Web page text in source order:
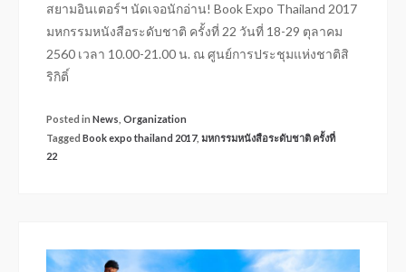
สยามอินเตอร์ฯ นัดเจอนักอ่าน! Book Expo Thailand 2017
มหกรรมหนังสือระดับชาติ ครั้งที่ 22 วันที่ 18-29 ตุลาคม
2560 เวลา 10.00-21.00 น. ณ ศูนย์การประชุมแห่งชาติสิ
ริกิติ์
Posted in News Organization
Tagged Book expo thailand 2017, มหกรรมหนังสือระดับชาติ ครั้งที่
22